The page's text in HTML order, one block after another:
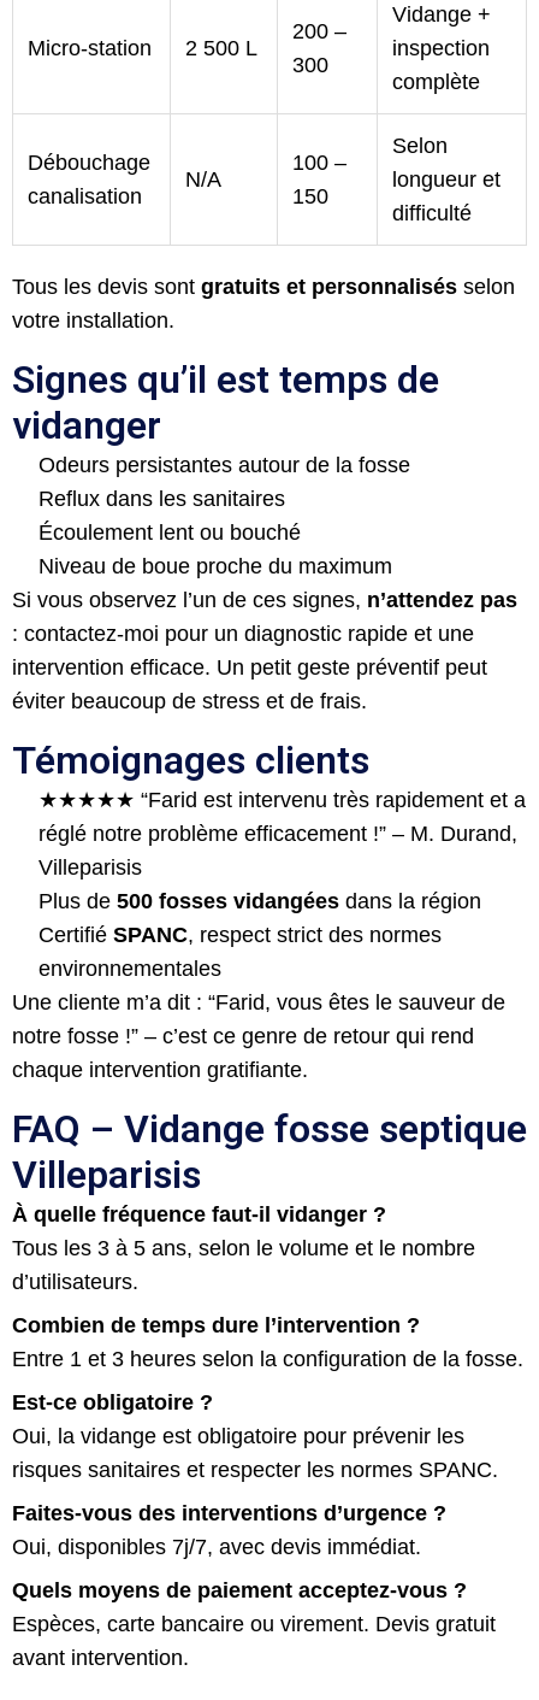
Micro-station 2 500 L
200 –
300
Vidange +
inspection
complète
Débouchage
canalisation
N/A
100 –
150
Selon
longueur et
difficulté
Tous les devis sont gratuits et personnalisés selon
votre installation.
Signes qu’il est temps de
vidanger
Odeurs persistantes autour de la fosse
Reflux dans les sanitaires
Écoulement lent ou bouché
Niveau de boue proche du maximum
Si vous observez l’un de ces signes, n’attendez pas
: contactez-moi pour un diagnostic rapide et une
intervention efficace. Un petit geste préventif peut
éviter beaucoup de stress et de frais.
Témoignages clients
★★★★★ “Farid est intervenu très rapidement et a
réglé notre problème efficacement !” – M. Durand,
Villeparisis
Plus de 500 fosses vidangées dans la région
Certifié SPANC, respect strict des normes
environnementales
Une cliente m’a dit : “Farid, vous êtes le sauveur de
notre fosse !” – c’est ce genre de retour qui rend
chaque intervention gratifiante.
FAQ – Vidange fosse septique
Villeparisis
À quelle fréquence faut-il vidanger ?
Tous les 3 à 5 ans, selon le volume et le nombre
d’utilisateurs.
Combien de temps dure l’intervention ?
Entre 1 et 3 heures selon la configuration de la fosse.
Est-ce obligatoire ?
Oui, la vidange est obligatoire pour prévenir les
risques sanitaires et respecter les normes SPANC.
Faites-vous des interventions d’urgence ?
Oui, disponibles 7j/7, avec devis immédiat.
Quels moyens de paiement acceptez-vous ?
Espèces, carte bancaire ou virement. Devis gratuit
avant intervention.